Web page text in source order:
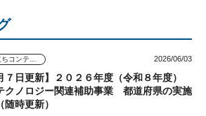
2026/06/03
７日更新】２０２６年度（令和８年度）
クノロジー関連補助事業 都道府県の実施
随時更新）